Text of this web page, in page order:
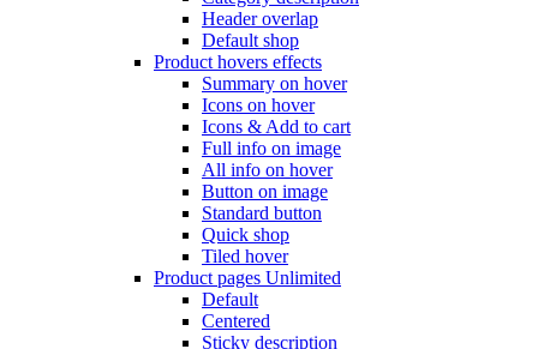
Header overlap
Default shop
Product hovers effects
Summary on hover
Icons on hover
Icons & Add to cart
Full info on image
All info on hover
Button on image
Standard button
Quick shop
Tiled hover
Product pages Unlimited
Default
Centered
Sticky description